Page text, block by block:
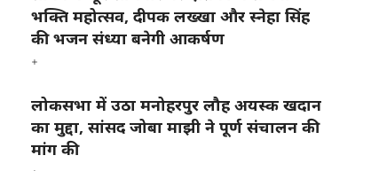
भक्ति महोत्सव, दीपक लख्खा और स्नेहा सिंह
की भजन संध्या बनेगी आकर्षण
लोकसभा में उठा मनोहरपुर लौह अयस्क खदान
का मुद्दा, सांसद जोबा माझी ने पूर्ण संचालन की
मांग की